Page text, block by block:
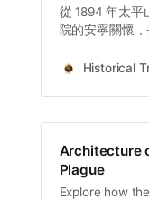
從 1894 年太平
院的安寧關懷
磨練出來的生
Historical
Architecture
Plague
Explore how